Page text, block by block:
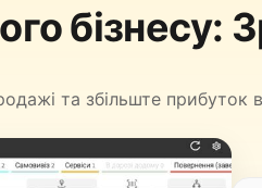
бізнесу:
та збільште прибуток